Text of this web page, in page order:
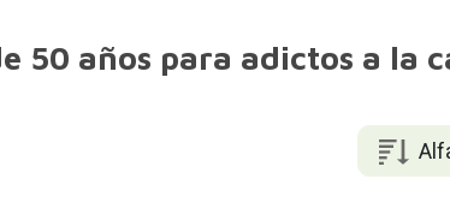
50 años para adictos a la